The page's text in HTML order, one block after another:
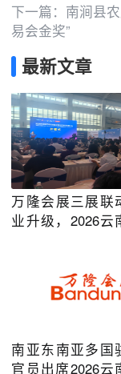
下一篇： 南涧县
易会金奖”
最新文章
万隆会展三展联
业升级，2026云
南亚东南亚多国
官员出席2026云